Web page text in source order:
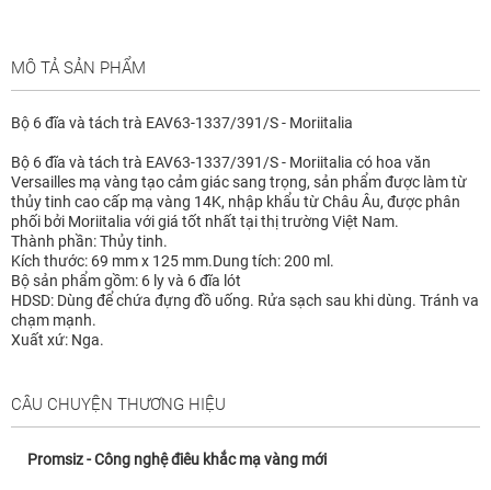
MÔ TẢ SẢN PHẨM
Bộ 6 đĩa và tách trà EAV63-1337/391/S - Moriitalia
Bộ 6 đĩa và tách trà EAV63-1337/391/S - Moriitalia có hoa văn
Versailles mạ vàng tạo cảm giác sang trọng, sản phẩm được làm từ
thủy tinh cao cấp mạ vàng 14K, nhập khẩu từ Châu Âu, được phân
phối bởi Moriitalia với giá tốt nhất tại thị trường Việt Nam.
Thành phần: Thủy tinh.
Kích thước: 69 mm x 125 mm.Dung tích: 200 ml.
Bộ sản phẩm gồm: 6 ly và 6 đĩa lót
HDSD: Dùng để chứa đựng đồ uống. Rửa sạch sau khi dùng. Tránh va
chạm mạnh.
Xuất xứ: Nga.
CÂU CHUYỆN THƯƠNG HIỆU
Promsiz - Công nghệ điêu khắc mạ vàng mới